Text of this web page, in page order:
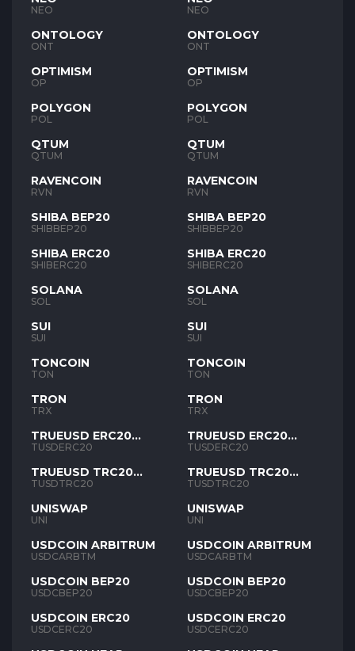
NEO
ONTOLOGY
ONT
OPTIMISM
OP
POLYGON
POL
QTUM
QTUM
RAVENCOIN
RVN
SHIBA BEP20
SHIBBEP20
SHIBA ERC20
SHIBERC20
SOLANA
SOL
SUI
SUI
TONCOIN
TON
TRON
TRX
TRUEUSD ERC20
TUSD
TUSDERC20
TRUEUSD TRC20
TUSD
TUSDTRC20
UNISWAP
UNI
USDCOIN ARBITRUM
USDCARBTM
USDCOIN BEP20
USDCBEP20
USDCOIN ERC20
USDCERC20
NEO
ONTOLOGY
ONT
OPTIMISM
OP
POLYGON
POL
QTUM
QTUM
RAVENCOIN
RVN
SHIBA BEP20
SHIBBEP20
SHIBA ERC20
SHIBERC20
SOLANA
SOL
SUI
SUI
TONCOIN
TON
TRON
TRX
TRUEUSD ERC20
TUSD
TUSDERC20
TRUEUSD TRC20
TUSD
TUSDTRC20
UNISWAP
UNI
USDCOIN ARBITRUM
USDCARBTM
USDCOIN BEP20
USDCBEP20
USDCOIN ERC20
USDCERC20